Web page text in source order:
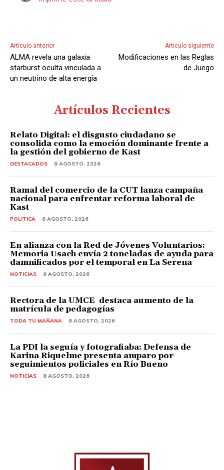
u
d
i
Artículo anterior
ALMA revela una galaxia
starburst oculta vinculada a
un neutrino de alta energía
Artículo siguiente
Modificaciones en las Reglas
de Juego
Artículos Recientes
Relato Digital: el disgusto ciudadano se
consolida como la emoción dominante frente a
la gestión del gobierno de Kast
DESTACADOS 8 AGOSTO, 2026
Ramal del comercio de la CUT lanza campaña
nacional para enfrentar reforma laboral de
Kast
POLITICA 8 AGOSTO, 2026
En alianza con la Red de Jóvenes Voluntarios:
Memoria Usach envía 2 toneladas de ayuda para
damnificados por el temporal en La Serena
NOTICIAS 8 AGOSTO, 2026
Rectora de la UMCE destaca aumento de la
matrícula de pedagogías
TODA TU MAÑANA 8 AGOSTO, 2026
La PDI la seguía y fotografiaba: Defensa de
Karina Riquelme presenta amparo por
seguimientos policiales en Río Bueno
NOTICIAS 8 AGOSTO, 2026